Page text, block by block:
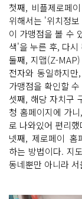
첫째, 비플제로페
위해서는 '위치정
이 가맹점을 볼 수
색'을 누른 후, 다시
둘째, 지맵(Z-
전자와 동일하지
가맹점을 확인할 수
셋째, 해당 자치구
청 홈페이지에 가
로 나와있어 편리했
넷째, 제로페이 홈
하는 방법이다. 지
동네뿐만 아니라